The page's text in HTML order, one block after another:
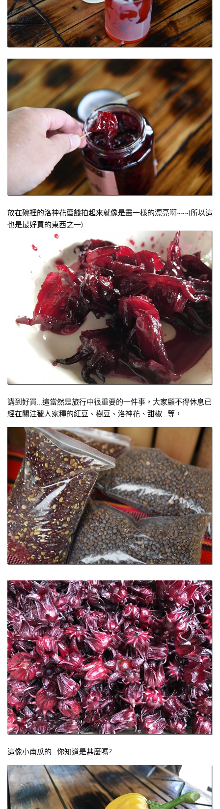
放在碗裡的洛神花蜜餞拍起來就像是畫一樣的漂亮啊~~~(所以這
也是最好買的東西之一)
講到好買…這當然是旅行中很重要的一件事，大家顧不得休息已
經在關注獵人家種的紅豆、樹豆、洛神花、甜椒…等，
這像小南瓜的…你知道是甚麼嗎?